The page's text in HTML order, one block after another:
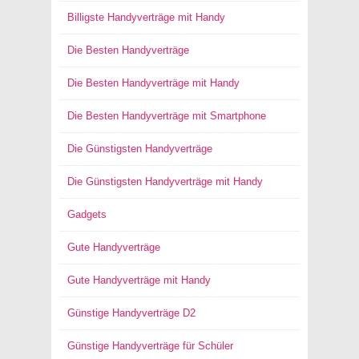
Billigste Handyverträge mit Handy
Die Besten Handyverträge
Die Besten Handyverträge mit Handy
Die Besten Handyverträge mit Smartphone
Die Günstigsten Handyverträge
Die Günstigsten Handyverträge mit Handy
Gadgets
Gute Handyverträge
Gute Handyverträge mit Handy
Günstige Handyverträge D2
Günstige Handyverträge für Schüler